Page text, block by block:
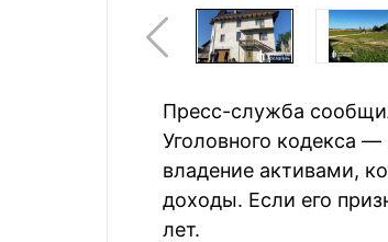
Пресс-служба
Уголовного кодекса
владение активами,
доходы. Если его
лет.